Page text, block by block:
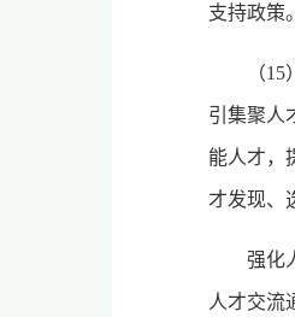
支持政策
（
引集聚人
能人才，
才发现、
强化
人才交流